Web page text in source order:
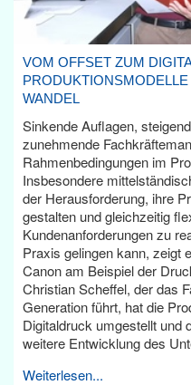
VOM OFFSET ZUM
WANDEL
Sinkende Auflagen,
zunehmende
Rahmenbedingungen im
Insbesondere
der Herausforderung, ihre
gestalten und gleichzeitig
Kundenanforderungen zu
Praxis gelingen kann, zeigt
Canon am Beispiel der
Christian Scheffel, der das
Generation führt, hat die
Digitaldruck umgestellt und
weitere Entwicklung des
Weiterlesen...